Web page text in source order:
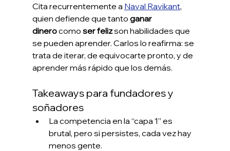
Cita recurrentemente a Naval Ravikant,
quien defiende que tanto ganar
dinero como ser feliz son habilidades que
se pueden aprender. Carlos lo reafirma: se
trata de iterar, de equivocarte pronto, y de
aprender más rápido que los demás.
Takeaways para fundadores y
soñadores
La competencia en la “capa 1” es
brutal, pero si persistes, cada vez hay
menos gente.